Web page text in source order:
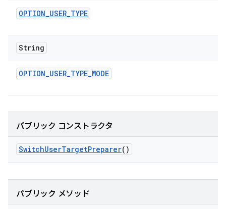
OPTION_USER_TYPE
String
OPTION_USER_TYPE_MODE
パブリック コンストラクタ
SwitchUserTargetPreparer()
パブリック メソッド